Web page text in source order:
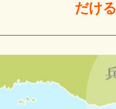
だける